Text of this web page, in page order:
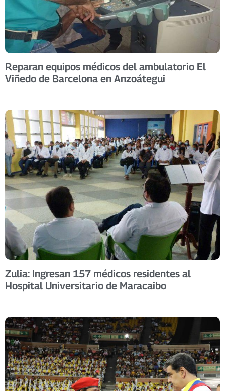
Reparan equipos médicos del ambulatorio El
Viñedo de Barcelona en Anzoátegui
Zulia: Ingresan 157 médicos residentes al
Hospital Universitario de Maracaibo